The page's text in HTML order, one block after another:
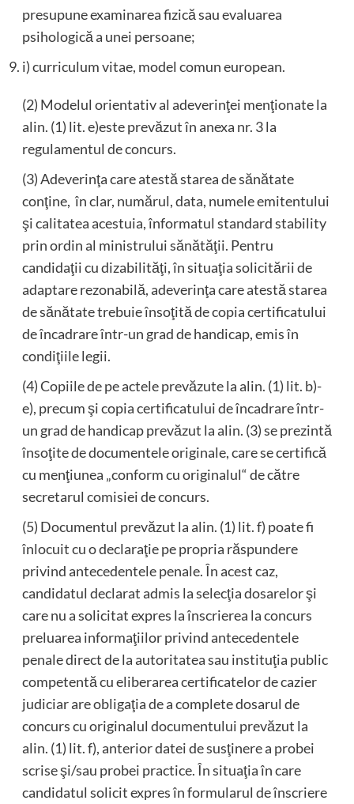
presupune examinarea fizică sau evaluarea
psihologică a unei persoane;
i) curriculum vitae, model comun european.
(2) Modelul orientativ al adeverinţei menţionate la
alin. (1) lit. e)este prevăzut în anexa nr. 3 la
regulamentul de concurs.
(3) Adeverinţa care atestă starea de sănătate
conţine, în clar, numărul, data, numele emitentului
şi calitatea acestuia, înformatul standard stability
prin ordin al ministrului sănătăţii. Pentru
candidaţii cu dizabilităţi, în situaţia solicitării de
adaptare rezonabilă, adeverinţa care atestă starea
de sănătate trebuie însoţită de copia certificatului
de încadrare într-un grad de handicap, emis în
condiţiile legii.
(4) Copiile de pe actele prevăzute la alin. (1) lit. b)-
e), precum şi copia certificatului de încadrare într-
un grad de handicap prevăzut la alin. (3) se prezintă
însoţite de documentele originale, care se certifică
cu menţiunea „conform cu originalul“ de către
secretarul comisiei de concurs.
(5) Documentul prevăzut la alin. (1) lit. f) poate fi
înlocuit cu o declaraţie pe propria răspundere
privind antecedentele penale. În acest caz,
candidatul declarat admis la selecţia dosarelor şi
care nu a solicitat expres la înscrierea la concurs
preluarea informaţiilor privind antecedentele
penale direct de la autoritatea sau instituţia public
competentă cu eliberarea certificatelor de cazier
judiciar are obligaţia de a complete dosarul de
concurs cu originalul documentului prevăzut la
alin. (1) lit. f), anterior datei de susţinere a probei
scrise şi/sau probei practice. În situaţia în care
candidatul solicit expres în formularul de înscriere